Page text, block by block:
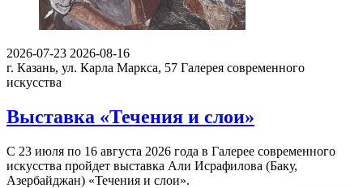
2026-07-23 2026-08-16
г. Казань, ул. Карла Маркса, 57 Галерея современного
искусства
Выставка «Течения и слои»
С 23 июля по 16 августа 2026 года в Галерее современного
искусства пройдет выставка Али Исрафилова (Баку,
Азербайджан) «Течения и слои».